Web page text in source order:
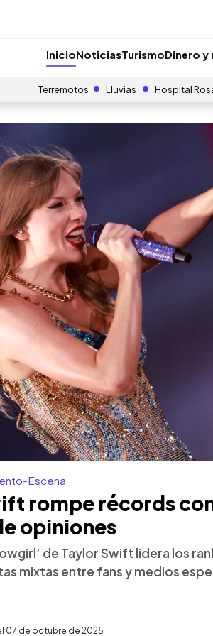
InicioNoticiasTurismoDinero
Terremotos Lluvias Hospital
-Escena
rompe récords
opiniones
de Taylor Swift lidera los
mixtas entre fans y medios
07 de octubre de 2025